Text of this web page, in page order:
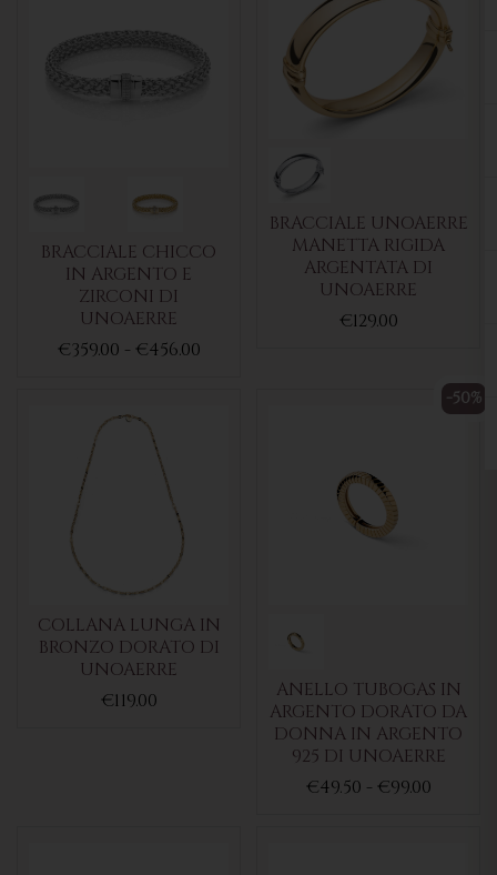
BRACCIALE CHICCO
IN ARGENTO E
ZIRCONI DI
UNOAERRE
€359.00 - €456.00
BRACCIALE UNOAERRE
MANETTA RIGIDA
ARGENTATA DI
UNOAERRE
€129.00
COLLANA LUNGA IN
BRONZO DORATO DI
UNOAERRE
€119.00
-50%
ANELLO TUBOGAS IN
ARGENTO DORATO DA
DONNA IN ARGENTO
925 DI UNOAERRE
€49.50 - €99.00